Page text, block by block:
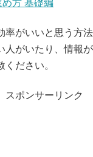
方 基礎編
率がいいと思う方
人がいたり、情報
ください。
スポンサーリンク